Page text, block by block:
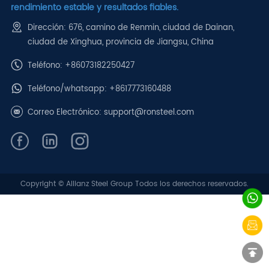
rendimiento estable y resultados fiables.
Dirección: 676, camino de Renmin, ciudad de Dainan,
ciudad de Xinghua, provincia de Jiangsu, China
Teléfono: +86073182250427
Teléfono/whatsapp: +8617773160488
Correo Electrónico: support@ronsteel.com
Copyright © Allianz Steel Group Todos los derechos reservados.